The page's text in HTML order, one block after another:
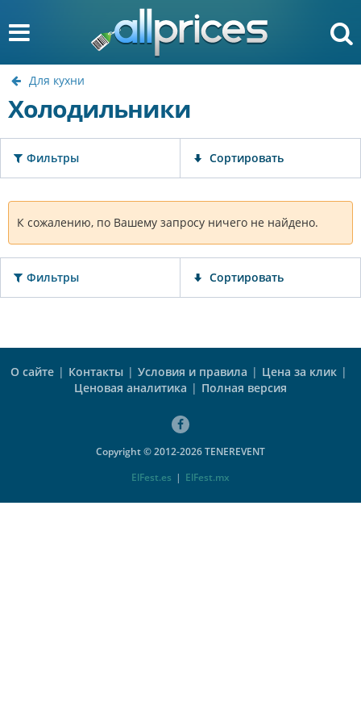
Для кухни
Холодильники
Фильтры Сортировать
К сожалению, по Вашему запросу ничего не найдено.
Фильтры Сортировать
О сайте | Контакты | Условия и правила | Цена за клик |
Ценовая аналитика | Полная версия
Copyright © 2012-2026 TENEREVENT
ElFest.es | ElFest.mx